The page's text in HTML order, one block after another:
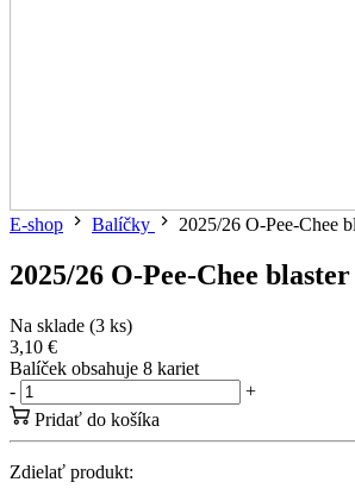
E-shop Balíčky 2025/26 O-Pee-Chee
2025/26 O-Pee-Chee
Na sklade (3 ks)
3,10 €
Balíček obsahuje 8 kariet
-
+
Pridať do košíka
Zdielať produkt: